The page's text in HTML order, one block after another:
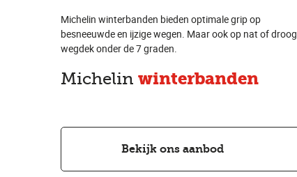
Michelin winterbanden bieden optimale grip op
besneeuwde en ijzige wegen. Maar ook op nat of droog
wegdek onder de 7 graden.
Michelin winterbanden
Bekijk ons aanbod